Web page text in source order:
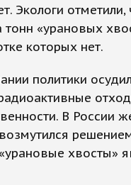
Экологи
«урановых
которых нет.
политики
В России
хвосты»